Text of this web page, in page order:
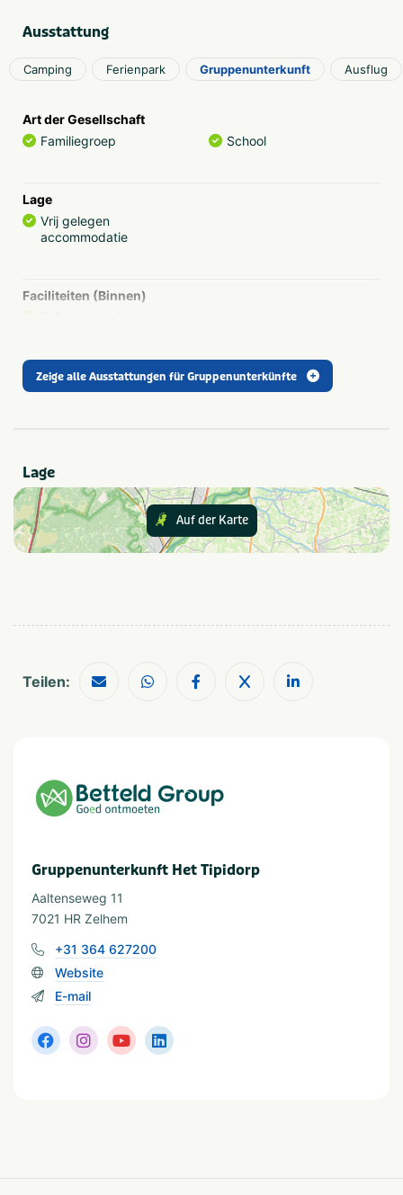
Ausstattung
Camping Ferienpark Gruppenunterkunft Ausflug
Art der Gesellschaft
Familiegroep
School
Lage
Vrij gelegen
accommodatie
Faciliteiten (Binnen)
Einrichtungen (im Freien)
Speelveld
Kampvuurplaats
Utrecht
Thema
Actief & outdoor
Kids & familie
Gezinnen met oudere
kinderen
Kamers begane grond
Art der Unterkunft
In der Nähe
Dierentuin
Fietsroutes
Zeige alle Ausstattungen für Gruppenunterkünfte
Lage
Auf der Karte
Teilen:
Gruppenunterkunft Het Tipidorp
Aaltenseweg 11
7021 HR Zelhem
+31 364 627200
Website
E-mail